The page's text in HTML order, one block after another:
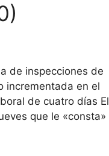
de inspecciones de
incrementada en el
de cuatro días El
que le «consta»